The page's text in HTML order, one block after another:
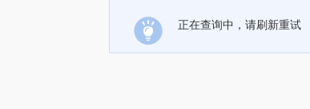
正在查询中，请刷新重试